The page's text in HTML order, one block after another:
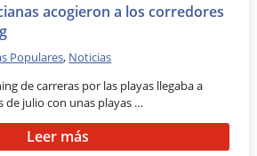
acogieron a los corredores
Populares, Noticias
de carreras por las playas llegaba a
de julio con unas playas …
Leer más